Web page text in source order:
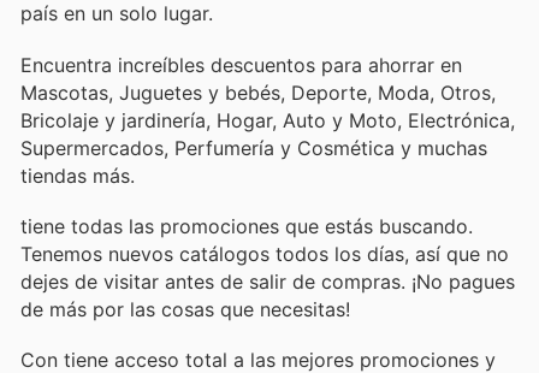
país en un solo lugar.
Encuentra increíbles descuentos para ahorrar en
Mascotas, Juguetes y bebés, Deporte, Moda, Otros,
Bricolaje y jardinería, Hogar, Auto y Moto, Electrónica,
Supermercados, Perfumería y Cosmética y muchas
tiendas más.
tiene todas las promociones que estás buscando.
Tenemos nuevos catálogos todos los días, así que no
dejes de visitar antes de salir de compras. ¡No pagues
de más por las cosas que necesitas!
Con tiene acceso total a las mejores promociones y